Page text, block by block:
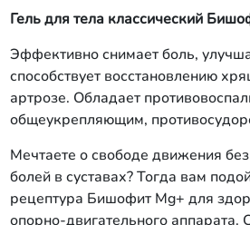
Гель для тела классический
Эффективно снимает боль,
способствует восстановлению
артрозе. Обладает
общеукрепляющим,
Мечтаете о свободе движения
болей в суставах? Тогда вам
рецептура Бишофит Mg+ для
опорно-двигательного аппарата.